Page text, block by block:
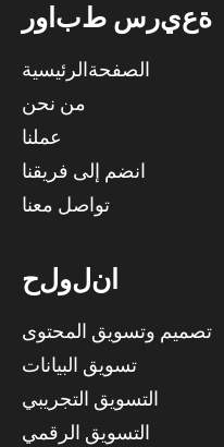
رو بط س ريعة
الصفحةالرئيسية
من نحن
عملنا
انضم إلى فريقنا
تواصل معنا
حلولن
تصميم وتسويق المحتوى
تسويق البيانات
التسويق التجريبي
التسويق الرقمي